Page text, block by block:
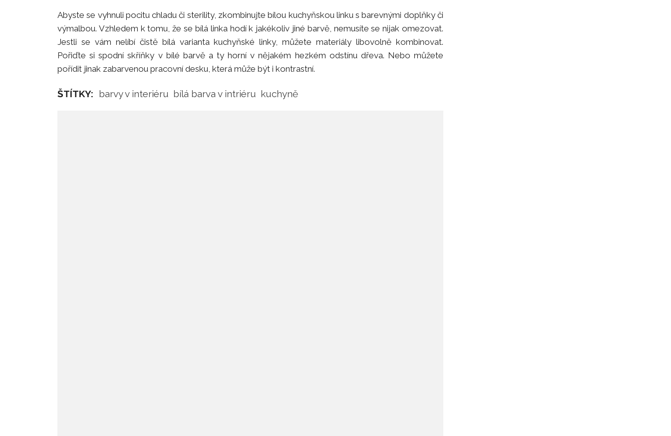
Abyste se vyhnuli pocitu chladu či sterility, zkombinujte bílou kuchyňskou linku s barevnými doplňky či
výmalbou. Vzhledem k tomu, že se bílá linka hodí k jakékoliv jiné barvě, nemusíte se nijak omezovat.
Jestli se vám nelíbí čistě bílá varianta kuchyňské linky, můžete materiály libovolně kombinovat.
Pořiďte si spodní skříňky v bílé barvě a ty horní v nějakém hezkém odstínu dřeva. Nebo můžete
pořídit jinak zabarvenou pracovní desku, která může být i kontrastní.
ŠTÍTKY: barvy v interiéru bílá barva v intriéru kuchyně